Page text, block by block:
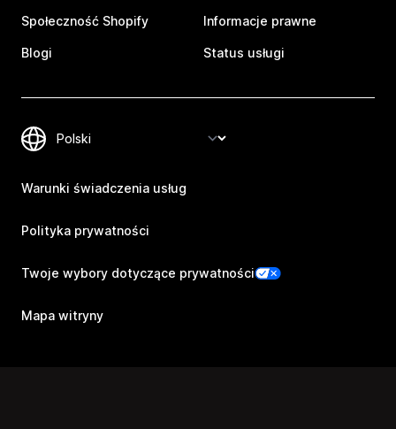
Społeczność Shopify
Blogi
Informacje prawne
Status usługi
Warunki świadczenia usług
Polityka prywatności
Twoje wybory dotyczące prywatności
Mapa witryny